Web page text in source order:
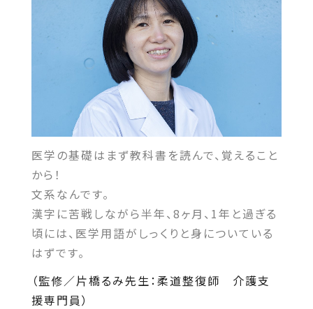
医学の基礎はまず教科書を読んで、覚えること
から！
文系なんです。
漢字に苦戦しながら半年、8ヶ月、1年と過ぎる
頃には、医学用語がしっくりと身についている
はずです。
（監修／片橋るみ先生：柔道整復師 介護支
援専門員）